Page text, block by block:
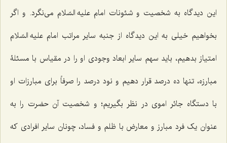
این دیدگاه به شخصیت و شئونات امام علیه السّلام می‌نگرد. و اگر
بخواهیم خیلی به این دیدگاه از جنبه سایر مراتب امام علیه السّلام
امتیاز بدهیم، باید سهم سایر ابعاد وجودی او را در مقیاس با مسئلۀ
مبارزه، تنها ده درصد قرار دهیم و نود درصد را صرفاً برای مبارزات او
با دستگاه جائر اموی در نظر بگیریم؛ و شخصیت آن حضرت را به
عنوان یک فرد مبارز و معارض با ظلم و فساد، چونان سایر افرادی که